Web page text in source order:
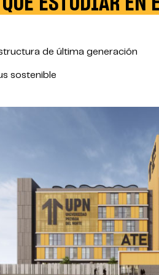
de última generación
sostenible